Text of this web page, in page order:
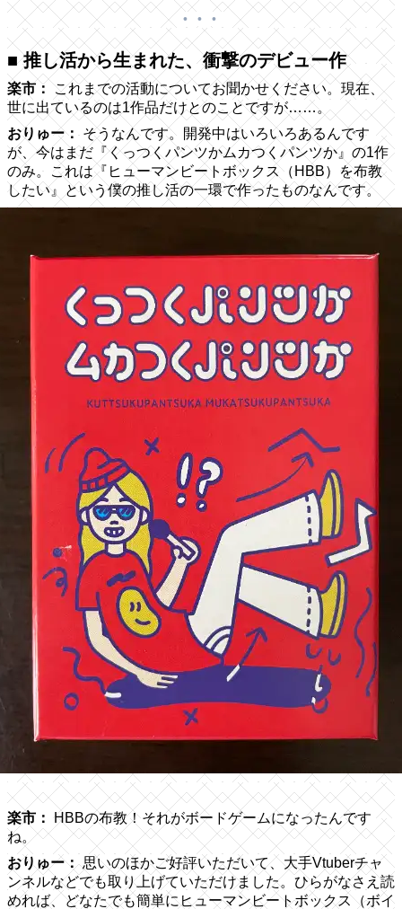
■ 推し活から生まれた、衝撃のデビュー作
楽市： これまでの活動についてお聞かせください。現在、
世に出ているのは1作品だけとのことですが……。
おりゅー：そうなんです。開発中はいろいろあるんです
が、今はまだ『くっつくパンツかムカつくパンツか』の1作
のみ。これは『ヒューマンビートボックス（HBB）を布教
したい』という僕の推し活の一環で作ったものなんです。
楽市： HBBの布教！それがボードゲームになったんです
ね。
おりゅー：思いのほかご好評いただいて、大手Vtuberチャ
ンネルなどでも取り上げていただけました。ひらがなさえ読
めれば、どなたでも簡単にヒューマンビートボックス（ボイ